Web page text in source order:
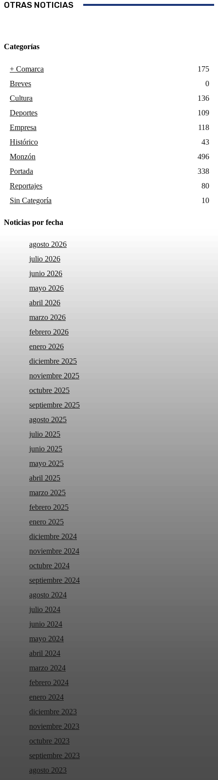
OTRAS NOTICIAS
Categorías
+ Comarca
175
Breves
0
Cultura
136
Deportes
109
Empresa
118
Histórico
43
Monzón
496
Portada
338
Reportajes
80
Sin Categoría
10
Noticias por fecha
agosto 2026
julio 2026
junio 2026
mayo 2026
abril 2026
marzo 2026
febrero 2026
enero 2026
diciembre 2025
noviembre 2025
octubre 2025
septiembre 2025
agosto 2025
julio 2025
junio 2025
mayo 2025
abril 2025
marzo 2025
febrero 2025
enero 2025
diciembre 2024
noviembre 2024
octubre 2024
septiembre 2024
agosto 2024
julio 2024
junio 2024
mayo 2024
abril 2024
marzo 2024
febrero 2024
enero 2024
diciembre 2023
noviembre 2023
octubre 2023
septiembre 2023
agosto 2023